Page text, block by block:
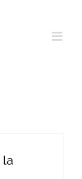
la